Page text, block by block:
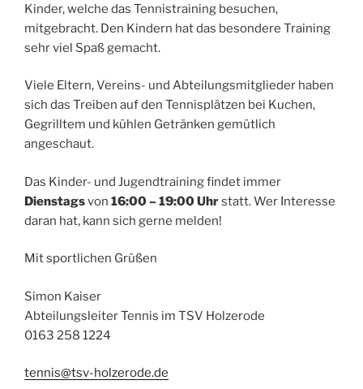
Kinder, welche das Tennistraining besuchen,
mitgebracht. Den Kindern hat das besondere Training
sehr viel Spaß gemacht.
Viele Eltern, Vereins- und Abteilungsmitglieder haben
sich das Treiben auf den Tennisplätzen bei Kuchen,
Gegrilltem und kühlen Getränken gemütlich
angeschaut.
Das Kinder- und Jugendtraining findet immer
Dienstagsvon 16:00 – 19:00 Uhrstatt. Wer Interesse
daran hat, kann sich gerne melden!
Mit sportlichen Grüßen
Simon Kaiser
Abteilungsleiter Tennis im TSV Holzerode
0163 258 1224
tennis@tsv-holzerode.de